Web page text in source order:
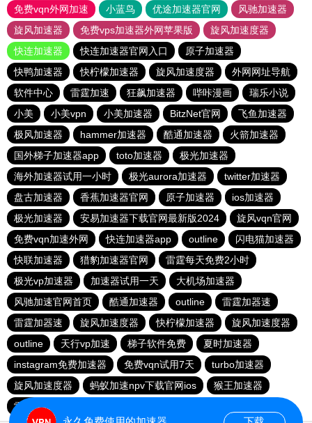
免费vqn外网加速
小蓝鸟 优途加速器官网
风驰加速器
旋风加速器
免费vps加速器外网苹果版
旋风加速度器
快连加速器
快连加速器官网入口
原子加速器
快鸭加速器
快柠檬加速器 旋风加速度器
外网网址导航
软件中心
雷霆加速 狂飙加速器 哔咔漫画
瑞乐小说
小美
小美vpn 小美加速器 BitzNet官网
飞鱼加速器
极风加速器
hammer加速器 酷通加速器
火箭加速器
国外梯子加速器app
toto加速器
极光加速器
海外加速器试用一小时
极光aurora加速器
twitter加速器
盘古加速器
香蕉加速器官网 原子加速器
ios加速器
极光加速器
安易加速器下载官网最新版2024
旋风vqn官网
免费vqn加速外网
快连加速器app outline
闪电猫加速器
快联加速器
猎豹加速器官网
雷霆每天免费2小时
极光vp加速器
加速器试用一天
大机场加速器
风驰加速官网首页
酷通加速器 outline
雷霆加器速
雷霆加器速
旋风加速度器 快柠檬加速器
旋风加速度器
outline
天行vp加速 梯子软件免费
夏时加速器
instagram免费加速器
免费vqn试用7天
turbo加速器
旋风加速度器
蚂蚁加速npv下载官网ios
猴王加速器
雷霆加器速